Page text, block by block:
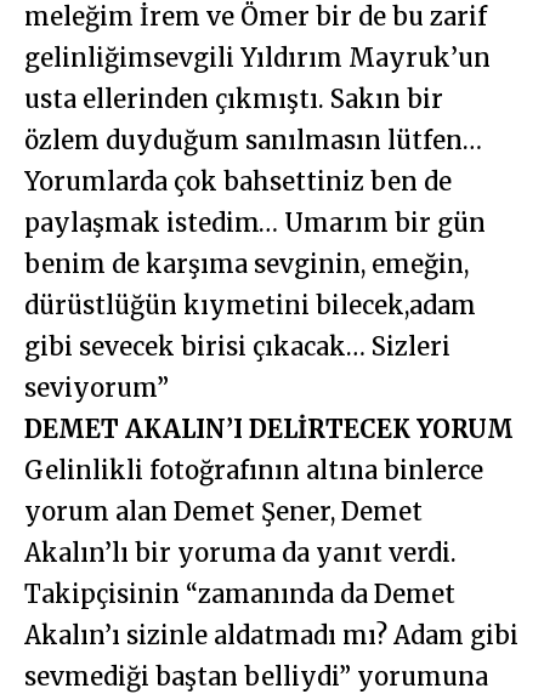
meleğim İrem ve Ömer bir de bu zarif
gelinliğimsevgili Yıldırım Mayruk’un
usta ellerinden çıkmıştı. Sakın bir
özlem duyduğum sanılmasın lütfen…
Yorumlarda çok bahsettiniz ben de
paylaşmak istedim… Umarım bir gün
benim de karşıma sevginin, emeğin,
dürüstlüğün kıymetini bilecek,adam
gibi sevecek birisi çıkacak… Sizleri
seviyorum”
DEMET AKALIN’I DELİRTECEK YORUM
Gelinlikli fotoğrafının altına binlerce
yorum alan Demet Şener, Demet
Akalın’lı bir yoruma da yanıt verdi.
Takipçisinin “zamanında da Demet
Akalın’ı sizinle aldatmadı mı? Adam gibi
sevmediği baştan belliydi” yorumuna